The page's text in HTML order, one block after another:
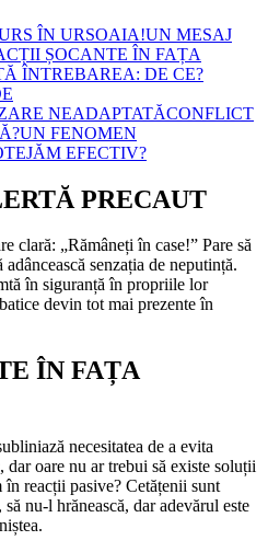
ÎN URSOAIA!UN MESAJ
ȘOCANTE ÎN FAȚA
ÎNTREBAREA: DE CE?
NEADAPTATĂCONFLICT
UN FENOMEN
EFECTIV?
PRECAUT
clară: „Rămâneți în case!” Pare să
senzația de neputință.
în siguranță în propriile lor
devin tot mai prezente în
ÎN FAȚA
necesitatea de a evita
oare nu ar trebui să existe soluții
reacții pasive? Cetățenii sunt
nu-l hrănească, dar adevărul este